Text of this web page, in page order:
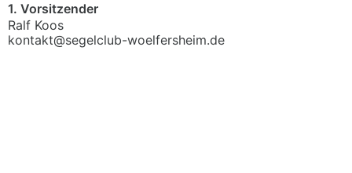
1. Vorsitzender
Ralf Koos
kontakt@segelclub-woelfersheim.de